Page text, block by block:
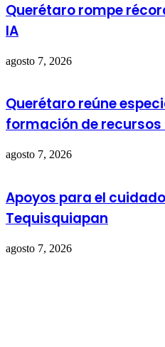
Querétaro rompe
IA
agosto 7, 2026
Querétaro reúne
formación de
agosto 7, 2026
Apoyos para el
Tequisquiapan
agosto 7, 2026